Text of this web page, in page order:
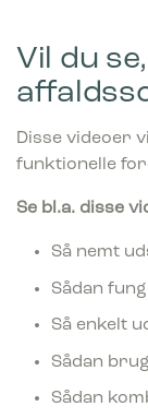
Vil du
Disse videoer
funktionelle
Se bl.a. disse
Så nemt
Sådan
Så enkelt
Sådan
Sådan